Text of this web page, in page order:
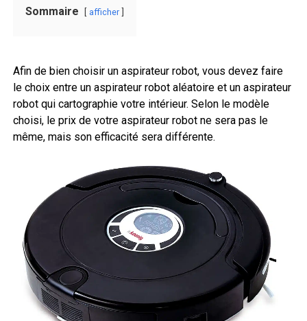
Sommaire afficher
Afin de bien choisir un aspirateur robot, vous devez faire
le choix entre un aspirateur robot aléatoire et un aspirateur
robot qui cartographie votre intérieur. Selon le modèle
choisi, le prix de votre aspirateur robot ne sera pas le
même, mais son efficacité sera différente.